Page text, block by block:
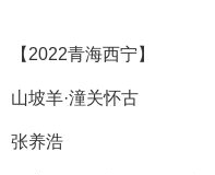
【2022青海西宁】
山坡羊·潼关怀古
张养浩